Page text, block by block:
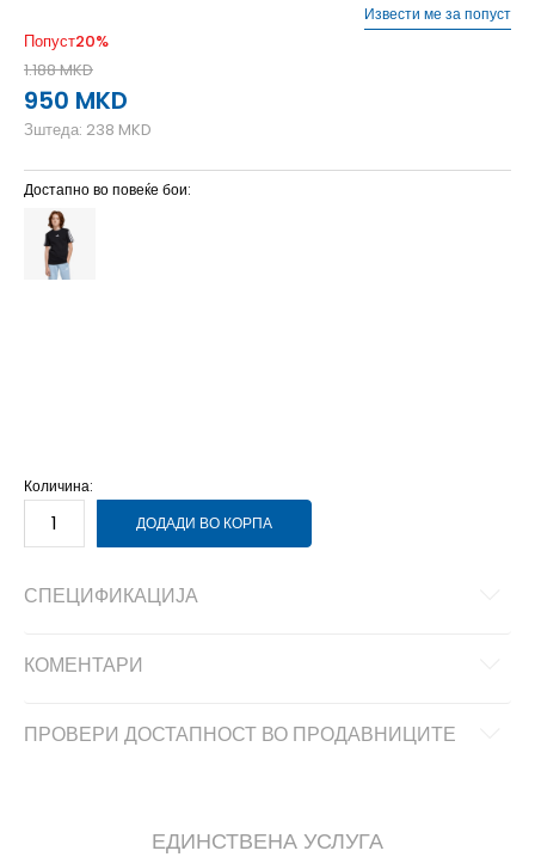
Попуст20%
1.188MKD
950 MKD
Зштеда: 238 MKD
Извести ме за попуст
Достапно во повеќе бои:
Количина:
ДОДАДИ ВО КОРПА
СПЕЦИФИКАЦИЈА
КОМЕНТАРИ
ПРОВЕРИ ДОСТАПНОСТ ВО ПРОДАВНИЦИТЕ
ЕДИНСТВЕНА УСЛУГА